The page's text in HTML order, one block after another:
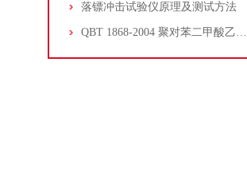
落镖冲击试验仪原理及测试方法
QBT 1868-2004 聚对苯二甲酸乙二醇酯（PET）碳酸饮料瓶的耐内压力试验